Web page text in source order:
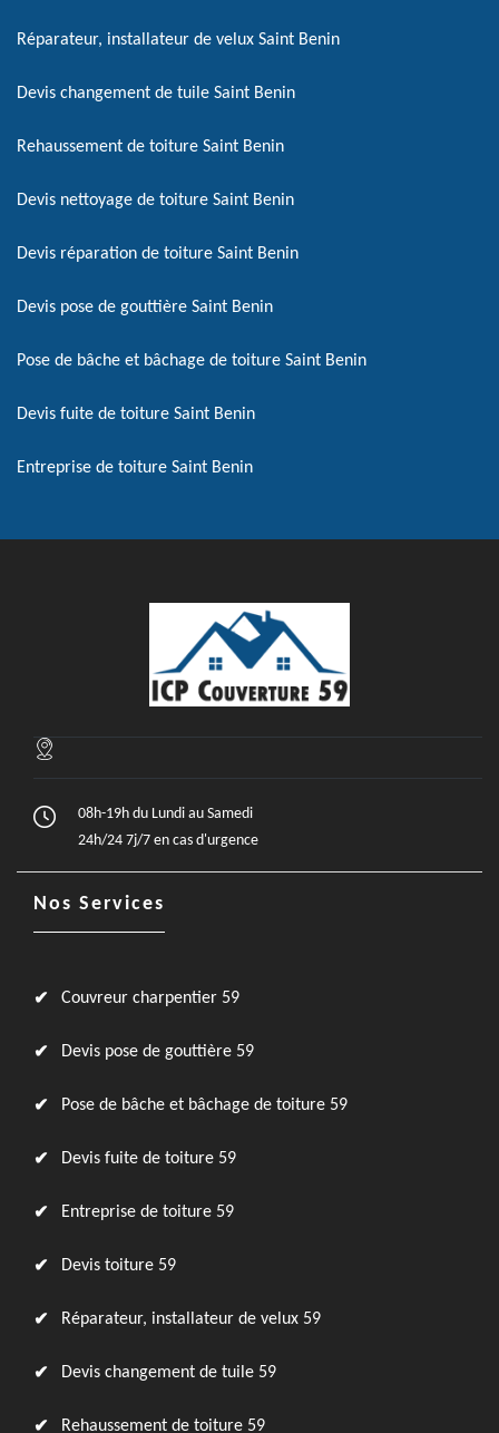
Réparateur, installateur de velux Saint Benin
Devis changement de tuile Saint Benin
Rehaussement de toiture Saint Benin
Devis nettoyage de toiture Saint Benin
Devis réparation de toiture Saint Benin
Devis pose de gouttière Saint Benin
Pose de bâche et bâchage de toiture Saint Benin
Devis fuite de toiture Saint Benin
Entreprise de toiture Saint Benin
08h-19h du Lundi au Samedi
24h/24 7j/7 en cas d'urgence
Nos Services
Couvreur charpentier 59
Devis pose de gouttière 59
Pose de bâche et bâchage de toiture 59
Devis fuite de toiture 59
Entreprise de toiture 59
Devis toiture 59
Réparateur, installateur de velux 59
Devis changement de tuile 59
Rehaussement de toiture 59